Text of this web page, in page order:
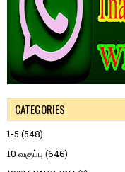
CATEGORIES
1-5 (548)
10 வகுப்பு (646)